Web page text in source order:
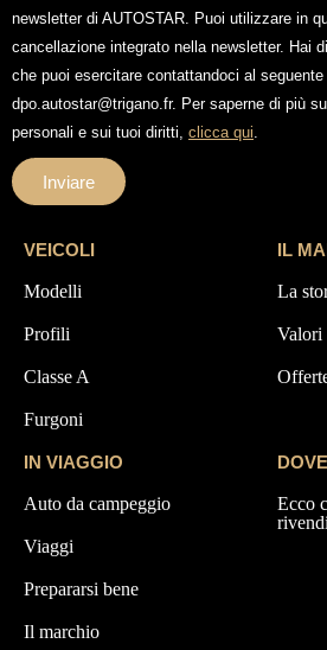
newsletter di AUTOSTAR. Puoi utilizzare in
cancellazione integrato nella newsletter. Hai
che puoi esercitare contattandoci al
dpo.autostar@trigano.fr. Per saperne di più
personali e sui tuoi diritti, clicca qui
Inviare
VEICOLI
Modelli
Profili
Classe A
Furgoni
IL
La
Valori
IN VIAGGIO
Auto da campeggio
Viaggi
Prepararsi bene
Il marchio
Ecco